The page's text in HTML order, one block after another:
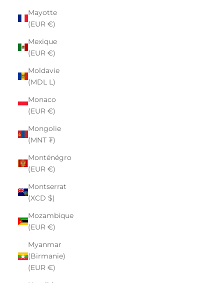
Mayotte
(EUR €)
Mexique
(EUR €)
Moldavie
(MDL L)
Monaco
(EUR €)
Mongolie
(MNT ₮)
Monténégro
(EUR €)
Montserrat
(XCD $)
Mozambique
(EUR €)
Myanmar
(Birmanie)
(EUR €)